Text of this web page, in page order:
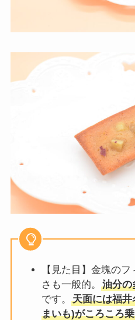
【見た目】金塊の
さも一般的。
油分の
です。
天面には福
まいも)がころころ